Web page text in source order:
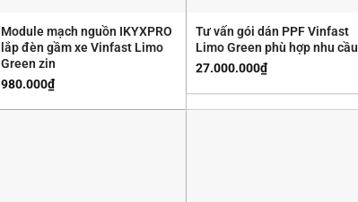
Module mạch nguồn IKYXPRO
lắp đèn gầm xe Vinfast Limo
Green zin
980.000₫
Tư vấn gói dán PPF Vinfast
Limo Green phù hợp nhu cầu
27.000.000₫